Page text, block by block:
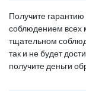
Получите
соблюдением всех
тщательном
так и не будет
получите деньги